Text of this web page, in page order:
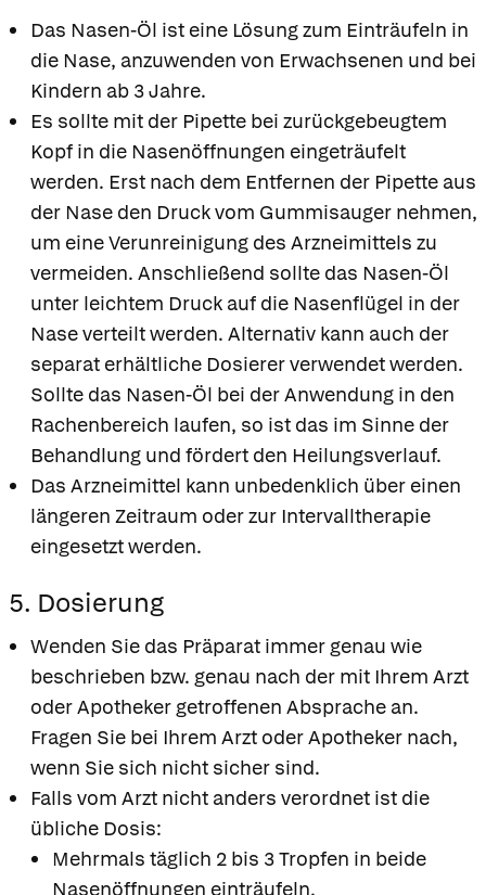
Das Nasen-Öl ist eine Lösung zum Einträufeln in
die Nase, anzuwenden von Erwachsenen und bei
Kindern ab 3 Jahre.
Es sollte mit der Pipette bei zurückgebeugtem
Kopf in die Nasenöffnungen eingeträufelt
werden. Erst nach dem Entfernen der Pipette aus
der Nase den Druck vom Gummisauger nehmen,
um eine Verunreinigung des Arzneimittels zu
vermeiden. Anschließend sollte das Nasen-Öl
unter leichtem Druck auf die Nasenflügel in der
Nase verteilt werden. Alternativ kann auch der
separat erhältliche Dosierer verwendet werden.
Sollte das Nasen-Öl bei der Anwendung in den
Rachenbereich laufen, so ist das im Sinne der
Behandlung und fördert den Heilungsverlauf.
Das Arzneimittel kann unbedenklich über einen
längeren Zeitraum oder zur Intervalltherapie
eingesetzt werden.
5. Dosierung
Wenden Sie das Präparat immer genau wie
beschrieben bzw. genau nach der mit Ihrem Arzt
oder Apotheker getroffenen Absprache an.
Fragen Sie bei Ihrem Arzt oder Apotheker nach,
wenn Sie sich nicht sicher sind.
Falls vom Arzt nicht anders verordnet ist die
übliche Dosis:
Mehrmals täglich 2 bis 3 Tropfen in beide
Nasenöffnungen einträufeln.